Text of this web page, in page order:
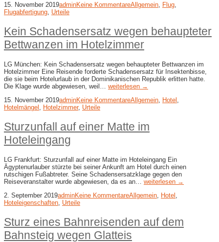
15. November 2019adminKeine KommentareAllgemein Flug
Flugabfertigung Urteile
Kein Schadensersatz wegen behaupteter
Bettwanzen im Hotelzimmer
LG München: Kein Schadensersatz wegen behaupteter Bettwanzen im
Hotelzimmer Eine Reisende forderte Schadensersatz für Insektenbisse,
die sie beim Hotelurlaub in der Dominikanischen Republik erlitten hatte.
Die Klage wurde abgewiesen, weil… weiterlesen →
15. November 2019adminKeine KommentareAllgemein Hotel
Hotelmängel
Hotelzimmer, Urteile
Sturzunfall auf einer Matte im
Hoteleingang
LG Frankfurt: Sturzunfall auf einer Matte im Hoteleingang Ein
Ägyptenurlauber stürzte bei seiner Ankunft am Hotel durch einen
rutschigen Fußabtreter. Seine Schadensersatzklage gegen den
Reiseveranstalter wurde abgewiesen, da es an… weiterlesen →
2. September 2019adminKeine KommentareAllgemein Hotel
Hoteleigenschaften Urteile
Sturz eines Bahnreisenden auf dem
Bahnsteig wegen Glatteis